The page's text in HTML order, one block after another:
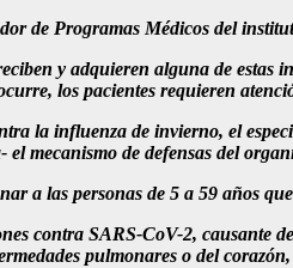
de Programas Médicos del
y adquieren alguna de
los pacientes requieren
la influenza de invierno, el
el mecanismo de defensas del
a las personas de 5 a 59 años
contra SARS-CoV-2, causante
pulmonares o del